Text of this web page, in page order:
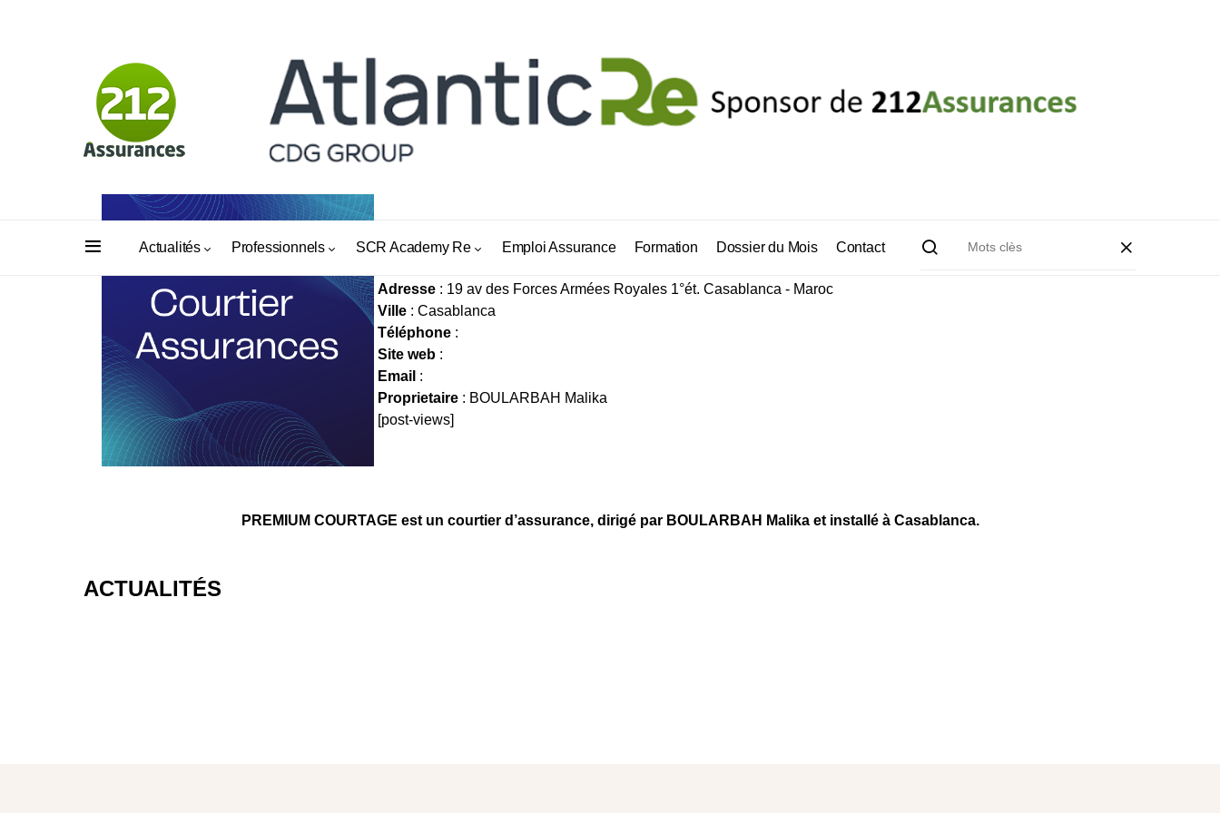
Actualités Professionnels SCR Academy Re Emploi Assurance Formation Dossier du Mois Contact
PREMIUM COURTAGE
Adresse : 19 av des Forces Armées Royales 1°ét. Casablanca - Maroc
Ville : Casablanca
Téléphone :
Site web :
Email :
Proprietaire : BOULARBAH Malika
[post-views]
PREMIUM COURTAGE est un courtier d’assurance, dirigé par BOULARBAH Malika et installé à Casablanca.
ACTUALITÉS